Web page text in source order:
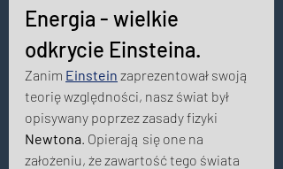
Energia - wielkie
odkrycie Einsteina.
Zanim Einstein zaprezentował swoją
teorię względności, nasz świat był
opisywany poprzez zasady fizyki
Newtona. Opierają się one na
założeniu, że zawartość tego świata